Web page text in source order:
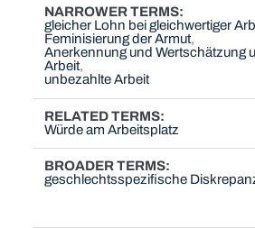
NARROWER TERMS
gleicher Lohn bei gleichwertiger
Feminisierung der Armut
Anerkennung und Wertschätzung
Arbeit
unbezahlte Arbeit
RELATED TERMS
Würde am Arbeitsplatz
BROADER TERMS
geschlechtsspezifische